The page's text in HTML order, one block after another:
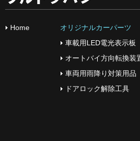
Home
オリジナルカーパーツ
車載用LED電光表示板
オートバイ方向転換装
車両用雨降り対策用品
ドアロック解除工具